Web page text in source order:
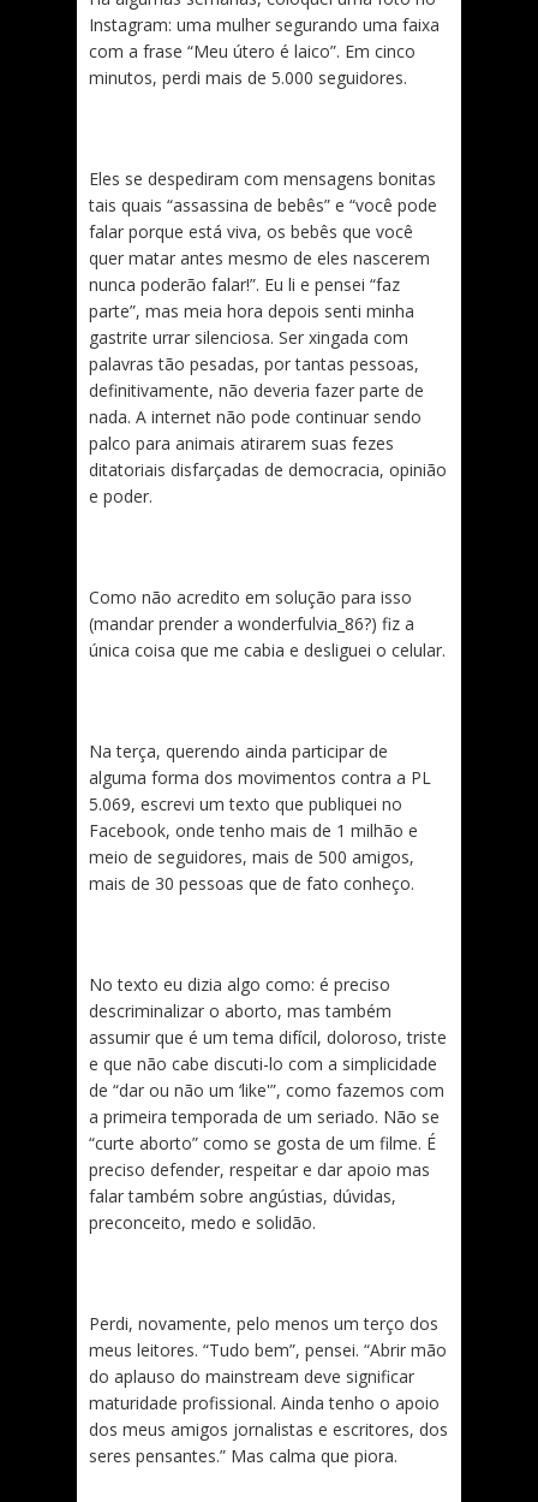
Instagram: uma mulher segurando uma faixa
com a frase “Meu útero é laico”. Em cinco
minutos, perdi mais de 5.000 seguidores.
Eles se despediram com mensagens bonitas
tais quais “assassina de bebês” e “você pode
falar porque está viva, os bebês que você
quer matar antes mesmo de eles nascerem
nunca poderão falar!”. Eu li e pensei “faz
parte”, mas meia hora depois senti minha
gastrite urrar silenciosa. Ser xingada com
palavras tão pesadas, por tantas pessoas,
definitivamente, não deveria fazer parte de
nada. A internet não pode continuar sendo
palco para animais atirarem suas fezes
ditatoriais disfarçadas de democracia, opinião
e poder.
Como não acredito em solução para isso
(mandar prender a wonderfulvia_86?) fiz a
única coisa que me cabia e desliguei o celular.
Na terça, querendo ainda participar de
alguma forma dos movimentos contra a PL
5.069, escrevi um texto que publiquei no
Facebook, onde tenho mais de 1 milhão e
meio de seguidores, mais de 500 amigos,
mais de 30 pessoas que de fato conheço.
No texto eu dizia algo como: é preciso
descriminalizar o aborto, mas também
assumir que é um tema difícil, doloroso, triste
e que não cabe discuti-lo com a simplicidade
de “dar ou não um ‘like'”, como fazemos com
a primeira temporada de um seriado. Não se
“curte aborto” como se gosta de um filme. É
preciso defender, respeitar e dar apoio mas
falar também sobre angústias, dúvidas,
preconceito, medo e solidão.
Perdi, novamente, pelo menos um terço dos
meus leitores. “Tudo bem”, pensei. “Abrir mão
do aplauso do mainstream deve significar
maturidade profissional. Ainda tenho o apoio
dos meus amigos jornalistas e escritores, dos
seres pensantes.” Mas calma que piora.